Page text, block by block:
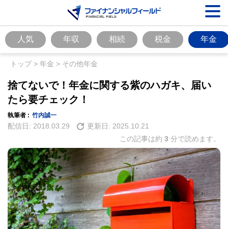
人気 年収 相続 税金 年金
トップ> 年金 > その他年金
捨てないで！年金に関する紫のハガキ、届い
たら要チェック！
執筆者 : 竹内誠一
配信日: 2018.03.29 更新日: 2025.10.21
この記事は約 3 分で読めます。